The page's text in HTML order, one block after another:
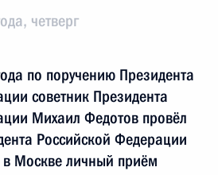
четверг
по поручению Президента
советник Президента
Михаил Федотов провёл
Российской Федерации
Москве личный приём